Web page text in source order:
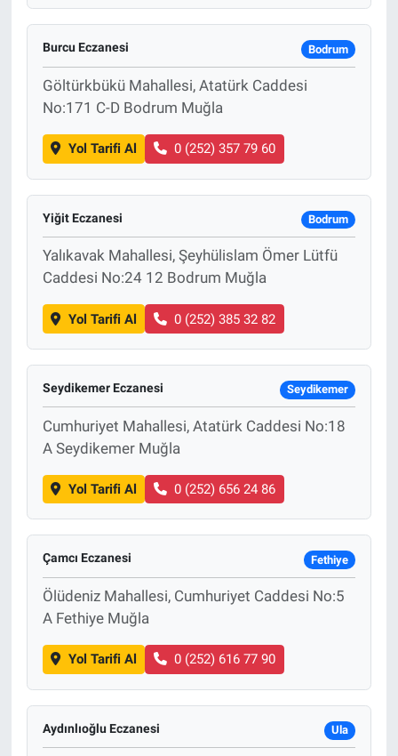
Burcu Eczanesi Bodrum
Göltürkbükü Mahallesi, Atatürk Caddesi
No:171 C-D Bodrum Muğla
Yol Tarifi Al 0 (252) 357 79 60
Yiğit Eczanesi Bodrum
Yalıkavak Mahallesi, Şeyhülislam Ömer Lütfü
Caddesi No:24 12 Bodrum Muğla
Yol Tarifi Al 0 (252) 385 32 82
Seydikemer Eczanesi Seydikemer
Cumhuriyet Mahallesi, Atatürk Caddesi No:18
A Seydikemer Muğla
Yol Tarifi Al 0 (252) 656 24 86
Çamcı Eczanesi Fethiye
Ölüdeniz Mahallesi, Cumhuriyet Caddesi No:5
A Fethiye Muğla
Yol Tarifi Al 0 (252) 616 77 90
Aydınlıoğlu Eczanesi Ula